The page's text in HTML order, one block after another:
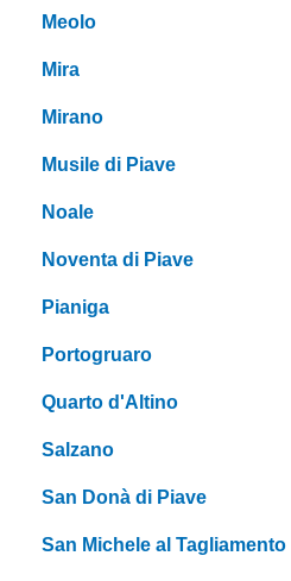
Meolo
Mira
Mirano
Musile di Piave
Noale
Noventa di Piave
Pianiga
Portogruaro
Quarto d'Altino
Salzano
San Donà di Piave
San Michele al Tagliamento